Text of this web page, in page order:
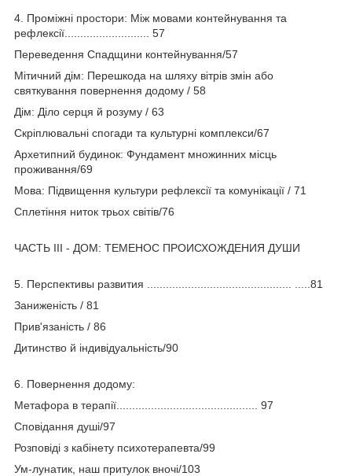
4. Проміжні простори: Між мовами контейнування та
рефлексії........................... 57
Переведення Спадщини контейнування/57
Мітичний дім: Перешкода на шляху вітрів змін або
святкування повернення додому / 58
Дім: Діло серця й розуму / 63
Скріплювальні спогади та культурні комплекси/67
Архетипний будинок: Фундамент множинних місць
проживання/69
Мова: Підвищення культури рефлексії та комунікації / 71
Сплетіння ниток трьох світів/76
ЧАСТЬ ІІІ - ДОМ: ТЕМЕНОС ПРОИСХОЖДЕНИЯ ДУШИ
5. Перспективы развития .............................................. .....81
Заниженість / 81
Прив'язаність / 86
Дитинство й індивідуальність/90
6. Повернення додому:
Метафора в терапії............................................. 97
Сповідання душі/97
Розповіді з кабінету психотерапевта/99
Ум-лунатик, наш притулок вночі/103